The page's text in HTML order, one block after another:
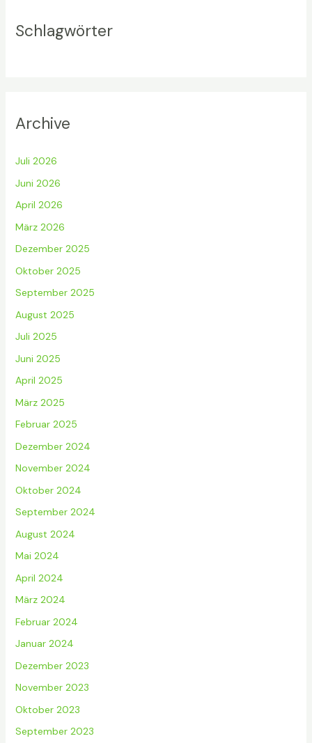
Schlagwörter
Archive
Juli 2026
Juni 2026
April 2026
März 2026
Dezember 2025
Oktober 2025
September 2025
August 2025
Juli 2025
Juni 2025
April 2025
März 2025
Februar 2025
Dezember 2024
November 2024
Oktober 2024
September 2024
August 2024
Mai 2024
April 2024
März 2024
Februar 2024
Januar 2024
Dezember 2023
November 2023
Oktober 2023
September 2023